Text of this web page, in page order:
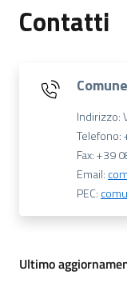
Contatti
Indirizzo:
Telefono:
Fax: +39
Email:
PEC:
Ultimo